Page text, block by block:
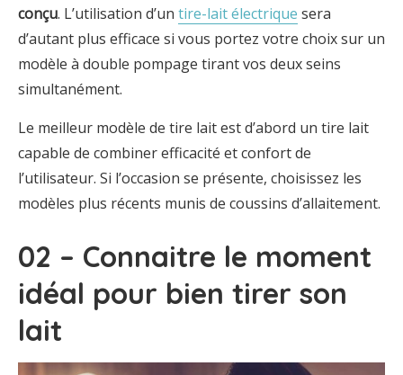
conçu. L’utilisation d’un tire-lait électrique sera
d’autant plus efficace si vous portez votre choix sur un
modèle à double pompage tirant vos deux seins
simultanément.
Le meilleur modèle de tire lait est d’abord un tire lait
capable de combiner efficacité et confort de
l’utilisateur. Si l’occasion se présente, choisissez les
modèles plus récents munis de coussins d’allaitement.
02 – Connaitre le moment
idéal pour bien tirer son
lait